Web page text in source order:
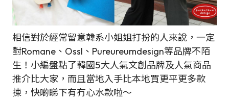
相信對於經常留意韓系小姐姐打扮的人來說，一定
對Romane、Ossl、Pureureumdesign等品牌不陌
生！小編盤點了韓國5大人氣文創品牌及人氣商品
推介比大家，而且當地入手比本地買更平更多款
㨂，快啲睇下有冇心水款啦～